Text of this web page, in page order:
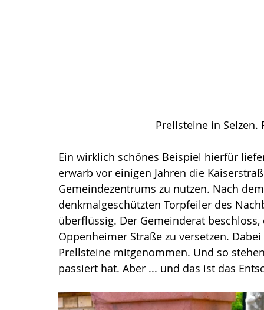
Prellsteine in Selzen.
Ein wirklich schönes Beispiel hierfür
erwarb vor einigen Jahren die
Gemeindezentrums zu nutzen. Nach
denkmalgeschützten Torpfeiler des
überflüssig. Der Gemeinderat
Oppenheimer Straße zu versetzen.
Prellsteine mitgenommen. Und so
passiert hat. Aber ... und das ist das